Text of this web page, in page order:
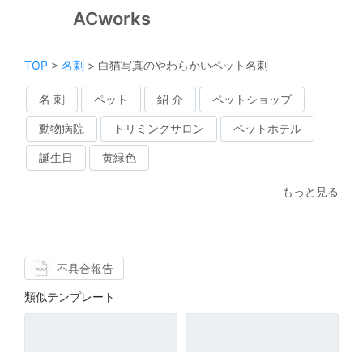
ACworks
TOP > 名刺 > 白猫写真のやわらかいペット名刺
名 刺 ペット 紹 介 ペットショップ
動物病院 トリミングサロン ペットホテル
誕生日 黄緑色
もっと見る
不具合報告
類似テンプレート